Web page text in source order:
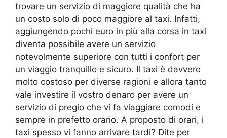
trovare un servizio di maggiore qualità che ha
un costo solo di poco maggiore al taxi. Infatti,
aggiungendo pochi euro in più alla corsa in taxi
diventa possibile avere un servizio
notevolmente superiore con tutti i confort per
un viaggio tranquillo e sicuro. Il taxi è davvero
molto costoso per diverse ragioni e allora tanto
vale investire il vostro denaro per avere un
servizio di pregio che vi fa viaggiare comodi e
sempre in prefetto orario. A proposto di orari, i
taxi spesso vi fanno arrivare tardi? Dite per